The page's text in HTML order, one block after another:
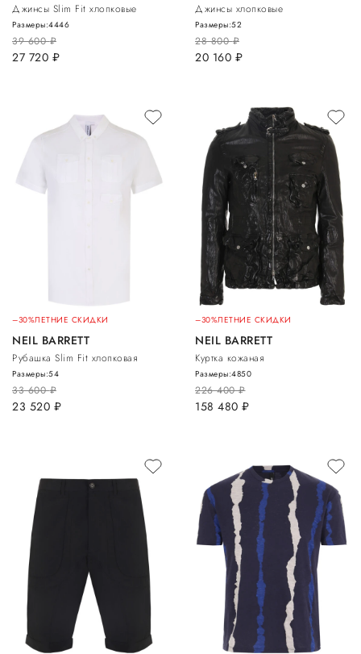
Джинсы Slim Fit хлопковые
39 600руб.
27 720 руб.
Размеры:4446
Джинсы хлопковые
28 800руб.
20 160 руб.
Размеры:52
–30%ЛЕТНИЕ СКИДКИ
NEIL BARRETT
Рубашка Slim Fit хлопковая
33 600руб.
23 520 руб.
Размеры:54
–30%ЛЕТНИЕ СКИДКИ
NEIL BARRETT
Куртка кожаная
226 400руб.
158 480 руб.
Размеры:4850